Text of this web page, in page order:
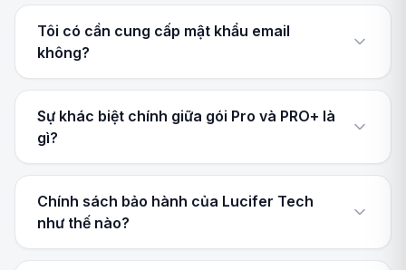
Tôi có cần cung cấp mật khẩu email
không?
Sự khác biệt chính giữa gói Pro và PRO+ là
gì?
Chính sách bảo hành của Lucifer Tech
như thế nào?